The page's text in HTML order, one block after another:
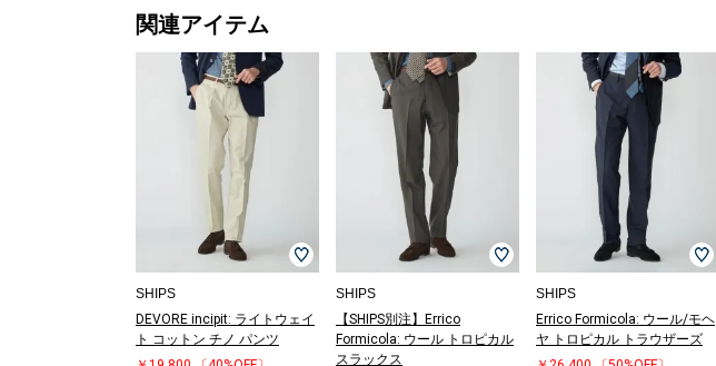
関連アイテム
SHIPS
DEVORE incipit: ライトウェイ
ト コットン チノ パンツ
SHIPS
【SHIPS別注】Errico
Formicola: ウール トロピカル
スラックス
SHIPS
Errico Formicola: ウール/モヘ
ヤ トロピカル トラウザーズ